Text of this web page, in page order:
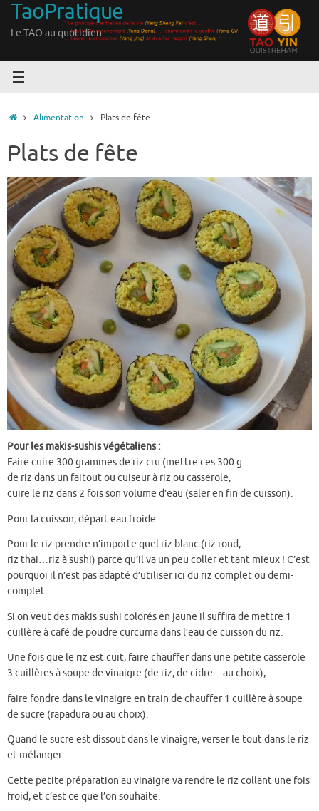
Passer
contenu
TaoPratique
Le TAO au quotidien
Accueil
Alimentation Plats de fête
Plats de fête
Pour les makis-sushis végétaliens :
Faire cuire 300 grammes de riz cru (mettre ces 300 g
de riz dans un faitout ou cuiseur à riz ou casserole,
cuire le riz dans 2 fois son volume d’eau (saler en fin de cuisson).
Pour la cuisson, départ eau froide.
Pour le riz prendre n’importe quel riz blanc (riz rond,
riz thai…riz à sushi) parce qu’il va un peu coller et tant mieux ! C’est
pourquoi il n’est pas adapté d’utiliser ici du riz complet ou demi-
complet.
Si on veut des makis sushi colorés en jaune il suffira de mettre 1
cuillère à café de poudre curcuma dans l’eau de cuisson du riz.
Une fois que le riz est cuit, faire chauffer dans une petite casserole
3 cuillères à soupe de vinaigre (de riz, de cidre…au choix),
faire fondre dans le vinaigre en train de chauffer 1 cuillère à soupe
de sucre (rapadura ou au choix).
Quand le sucre est dissout dans le vinaigre, verser le tout dans le riz
et mélanger.
Cette petite préparation au vinaigre va rendre le riz collant une fois
froid, et c’est ce que l’on souhaite.